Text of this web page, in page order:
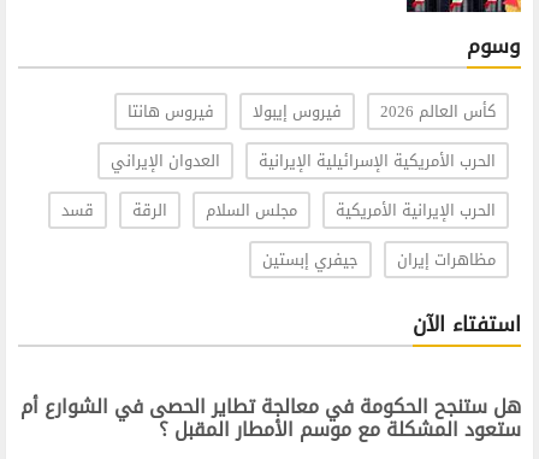
وسوم
كأس العالم 2026 فيروس إيبولا
فيروس هانتا
الحرب الأمريكية الإسرائيلية الإيرانية
العدوان الإيراني
الحرب الإيرانية الأمريكية
مجلس السلام الرقة
قسد
مظاهرات إيران
جيفري إبستين
استفتاء الآن
هل ستنجح الحكومة في معالجة تطاير الحصى في الشوارع أم
ستعود المشكلة مع موسم الأمطار المقبل ؟